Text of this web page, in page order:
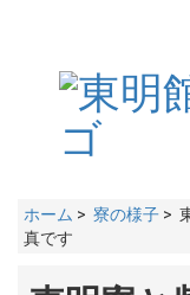
ホーム > 寮の様子 >
真です